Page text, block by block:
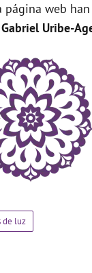
página web
Uribe-
de luz